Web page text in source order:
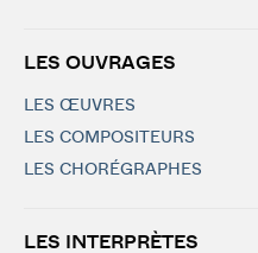
LES OUVRAGES
LES ŒUVRES
LES COMPOSITEURS
LES CHORÉGRAPHES
LES INTERPRÈTES